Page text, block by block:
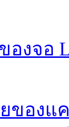
งจอ
ของแ